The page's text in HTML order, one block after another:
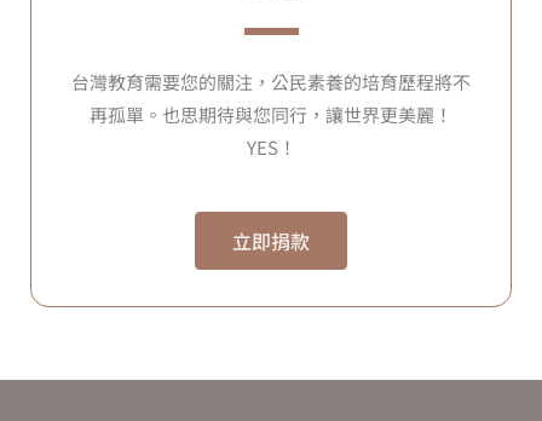
台灣教育需要您的關注，公民素養的培育歷程將不
再孤單。也思期待與您同行，讓世界更美麗！
YES！
立即捐款